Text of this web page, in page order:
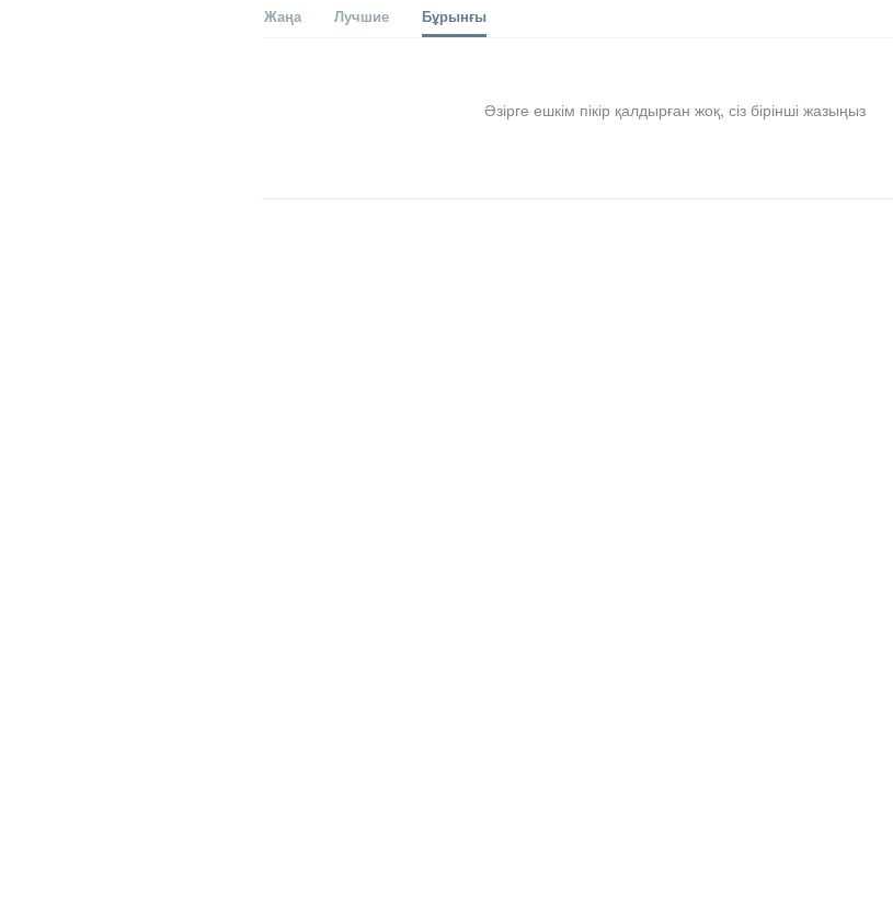
Жаңа Лучшие Бұрынғы
Әзірге ешкім пікір қалдырған жоқ, сіз бірінші жазыңыз